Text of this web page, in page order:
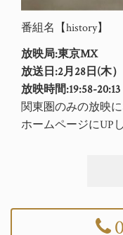
番組名【history】
放映局:東京MX
放送日:2月28日(木）
放映時間:19:58-20:13
関東圏のみの放映に
ホームページにUP